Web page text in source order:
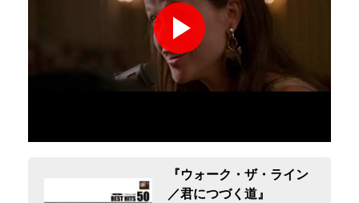
『ウォーク・ザ・ライン
／君につづく道』